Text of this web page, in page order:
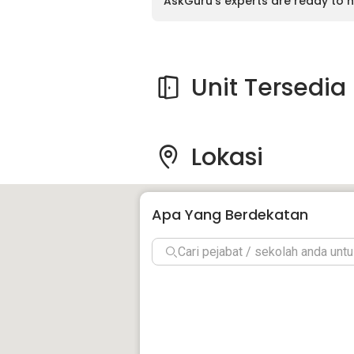
Unit Tersedia
Lokasi
Apa Yang Berdekatan